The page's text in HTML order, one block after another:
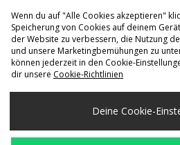
Lieferung
Deutschland
Wenn du auf "Alle Cookies akzeptieren"
Speicherung von Cookies auf deinem
der Website zu verbessern, die Nutzung
und unsere Marketingbemühungen zu
können jederzeit in den Cookie-
dir unsere Cookie-Richtlinien
Deine Cookie-